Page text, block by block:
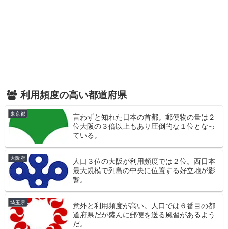
利用頻度の高い都道府県
東京都
言わずと知れた日本の首都。郵便物の量は２
位大阪の３倍以上もあり圧倒的な１位となっ
ている。
大阪府
人口３位の大阪が利用頻度では２位。西日本
最大規模で列島の中央に位置する好立地が影
響。
埼玉県
意外と利用頻度が高い。人口では６番目の都
道府県だが盛んに郵便を送る風習があるよう
だ。